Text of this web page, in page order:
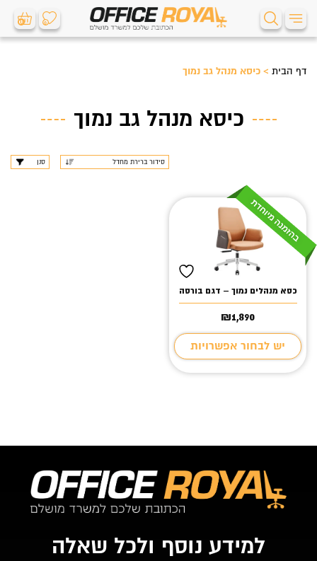
0 0
דף הבית > כיסא מנהל גב נמוך
כיסא מנהל גב נמוך
סנן
כסא מנהלים נמוך – דגם בורסה
₪1,890
יש לבחור אפשרויות
למידע נוסף ולכל שאלה